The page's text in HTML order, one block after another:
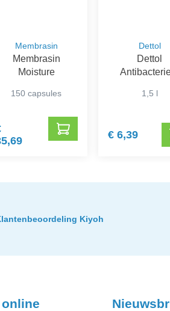
Membrasin
Membrasin
Moisture
150 capsules
Dettol
Dettol
voor 1,5 l
€ 6,39
Kiyoh